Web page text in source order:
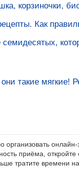
корзиночки,
Как
такие мягкие!
организовать
приёма,
тратите времени